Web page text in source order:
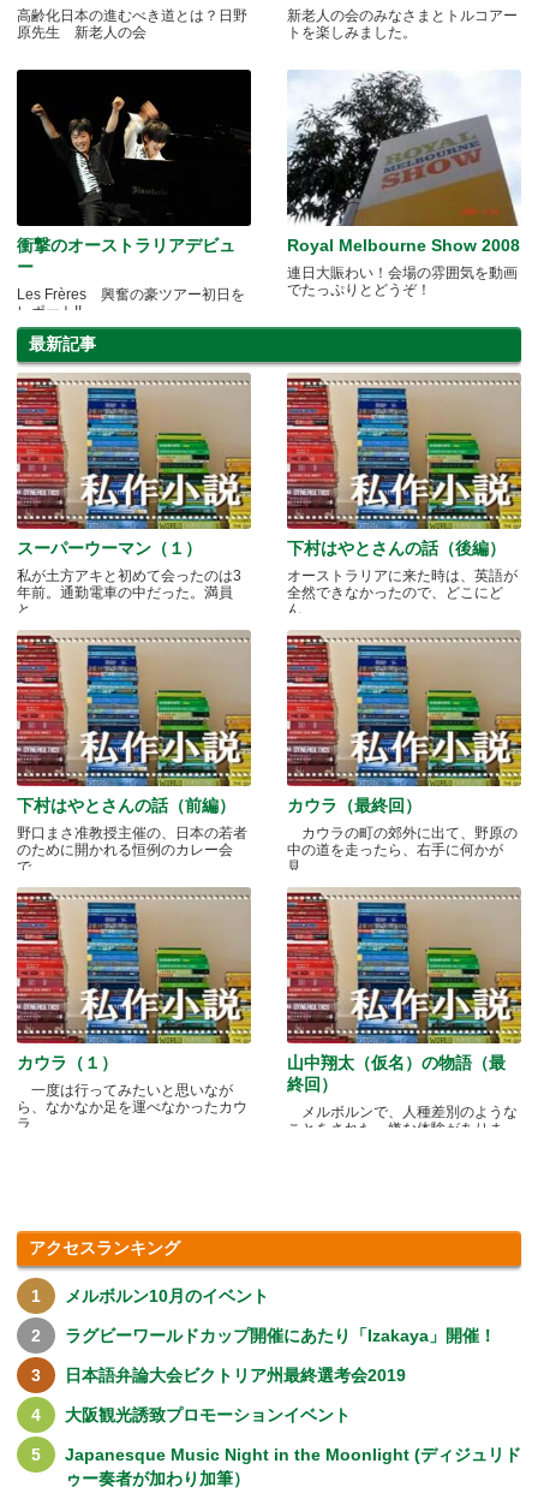
高齢化日本の進むべき道とは？日野
原先生 新老人の会
新老人の会のみなさまとトルコアー
トを楽しみました。
衝撃のオーストラリアデビュ
ー
Les Frères 興奮の豪ツアー初日を
レポート!!
Royal Melbourne Show 2008
連日大賑わい！会場の雰囲気を動画
でたっぷりとどうぞ！
最新記事
スーパーウーマン（１）
私が土方アキと初めて会ったのは3
年前。通勤電車の中だった。満員
と.....
下村はやとさんの話（後編）
オーストラリアに来た時は、英語が
全然できなかったので、どこにど
ん.....
下村はやとさんの話（前編）
野口まさ准教授主催の、日本の若者
のために開かれる恒例のカレー会
で.....
カウラ（最終回）
カウラの町の郊外に出て、野原の
中の道を走ったら、右手に何かが
見.....
カウラ（１）
一度は行ってみたいと思いなが
ら、なかなか足を運べなかったカウ
ラ.....
山中翔太（仮名）の物語（最
終回）
メルボルンで、人種差別のような
ことをされた、嫌な体験がありま
アクセスランキング
メルボルン10月のイベント
ラグビーワールドカップ開催にあたり「Izakaya」開催！
日本語弁論大会ビクトリア州最終選考会2019
大阪観光誘致プロモーションイベント
Japanesque Music Night in the Moonlight (ディジュリド
ゥー奏者が加わり加筆）